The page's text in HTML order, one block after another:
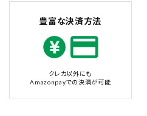
豊富な決済方法
クレカ以外にも
Amazonpayでの決済が可能